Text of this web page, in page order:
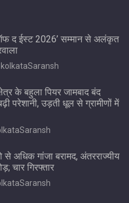
द ईस्ट 2026’ सम्मान से अलंकृत
kolkataSaransh
के बहुला पियर जामबाद बंद
परेशानी, उड़ती धूल से ग्रामीणों में
अधिक गांजा बरामद, अंतरराज्यीय
चार गिरफ्तार